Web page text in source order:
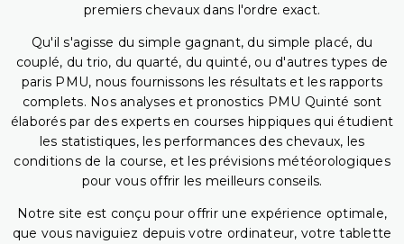
premiers chevaux dans l'ordre exact.
Qu'il s'agisse du simple gagnant, du simple placé, du
couplé, du trio, du quarté, du quinté, ou d'autres types de
paris PMU, nous fournissons les résultats et les rapports
complets. Nos analyses et pronostics PMU Quinté sont
élaborés par des experts en courses hippiques qui étudient
les statistiques, les performances des chevaux, les
conditions de la course, et les prévisions météorologiques
pour vous offrir les meilleurs conseils.
Notre site est conçu pour offrir une expérience optimale,
que vous naviguiez depuis votre ordinateur, votre tablette